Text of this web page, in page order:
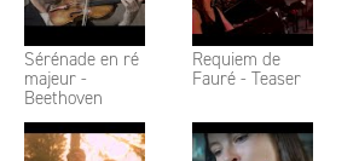
Sérénade en ré
majeur -
Beethoven
Requiem de
Fauré - Teaser